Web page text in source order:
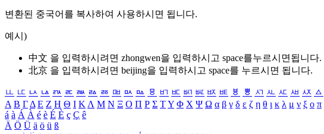
변환된 중국어를 복사하여 사용하시면 됩니다.
예시)
中文 을 입력하시려면 zhongwen을 입력하시고 space를누르시면됩니다.
北京 을 입력하시려면 beijing을 입력하시고 space를 누르시면 됩니다.
ㅥ ㅦ ㅧ ㅨ ㅩ ㅪ ㅫ ㅬ ㅭ ㅮ ㅯ ㅰ ㅱ ㅲ ㅳ ㅴ ㅵ ㅶ ㅷ ㅸ ㅹ ㅺ ㅻ ㅼ ㅽ ㅾ ㅿ
Α Β ΓΔ Ε Ζ Η Θ Ι ΚΛ Μ Ν Ξ Ο Π Ρ Σ ΤΥ Φ Χ Ψ Ω α β γ δ ε ζ η θ ι κ λ μ ν ξ ο π
á à Á À é è É È ç Ç ê
Ä Ö Ü ä ö ü ß